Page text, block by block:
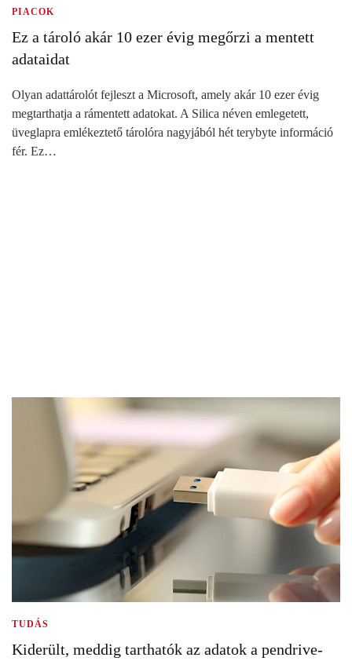
PIACOK
Ez a tároló akár 10 ezer évig megőrzi a mentett
adataidat
Olyan adattárolót fejleszt a Microsoft, amely akár 10 ezer évig
megtarthatja a rámentett adatokat. A Silica néven emlegetett,
üveglapra emlékeztető tárolóra nagyjából hét terybyte információ
fér. Ez…
TUDÁS
Kiderült, meddig tarthatók az adatok a pendrive-